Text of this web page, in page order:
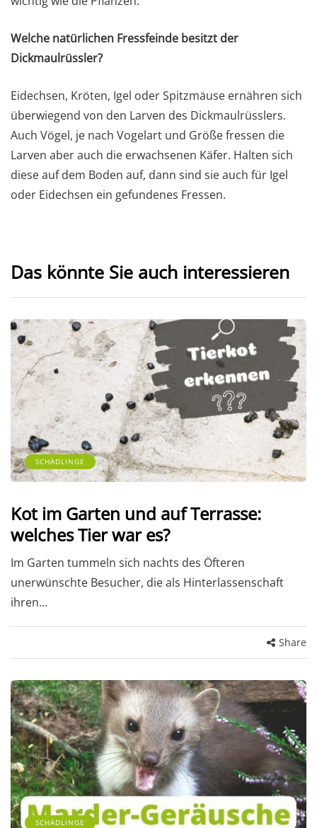
Welche natürlichen Fressfeinde besitzt der
Dickmaulrüssler?
Eidechsen, Kröten, Igel oder Spitzmäuse ernähren sich
überwiegend von den Larven des Dickmaulrüsslers.
Auch Vögel, je nach Vogelart und Größe fressen die
Larven aber auch die erwachsenen Käfer. Halten sich
diese auf dem Boden auf, dann sind sie auch für Igel
oder Eidechsen ein gefundenes Fressen.
Das könnte Sie auch interessieren
SCHÄDLINGE
Kot im Garten und auf Terrasse:
welches Tier war es?
Im Garten tummeln sich nachts des Öfteren
unerwünschte Besucher, die als Hinterlassenschaft
ihren…
Share
SCHÄDLINGE